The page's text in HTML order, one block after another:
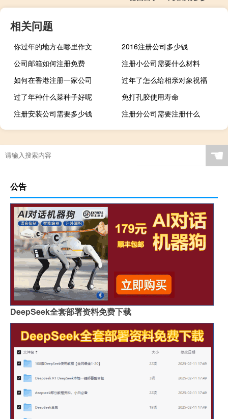
相关问题
你过年的地方在哪里作文
2016注册公司多少钱
公司邮箱如何注册免费
注册小公司需要什么材料
如何在香港注册一家公司
过年了怎么给相亲对象祝福
过了年种什么菜种子好呢
免打孔胶使用寿命
注册安装公司需要多少钱
注册分公司需要注册什么
☚
公告
DeepSeek全套部署资料免费下载